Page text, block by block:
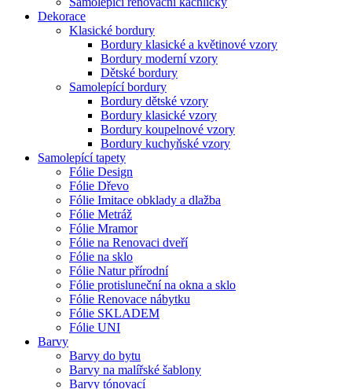
Dekorace
Klasické bordury
Bordury klasické a květinové vzory
Bordury moderní vzory
Dětské bordury
Samolepící bordury
Bordury dětské vzory
Bordury klasické vzory
Bordury koupelnové vzory
Bordury kuchyňské vzory
Samolepící tapety
Fólie Design
Fólie Dřevo
Fólie Imitace obklady a dlažba
Fólie Metráž
Fólie Mramor
Fólie na Renovaci dveří
Fólie na sklo
Fólie Natur přírodní
Fólie protisluneční na okna a sklo
Fólie Renovace nábytku
Fólie SKLADEM
Fólie UNI
Barvy
Barvy do bytu
Barvy na malířské šablony
Barvy tónovací